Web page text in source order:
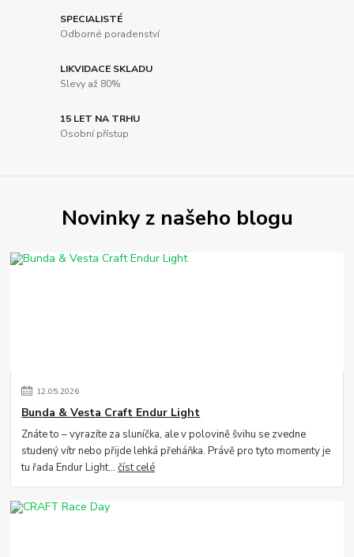
SPECIALISTÉ
Odborné poradenství
LIKVIDACE SKLADU
Slevy až 80%
15 LET NA TRHU
Osobní přístup
Novinky z našeho blogu
12.05.2026
Bunda & Vesta Craft Endur Light
Znáte to – vyrazíte za sluníčka, ale v polovině švihu se zvedne
studený vítr nebo přijde lehká přeháňka. Právě pro tyto momenty je
tu řada Endur Light...číst celé